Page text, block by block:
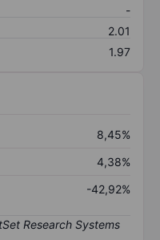
-
2.01
1.97
8,45%
4,38%
-42,92%